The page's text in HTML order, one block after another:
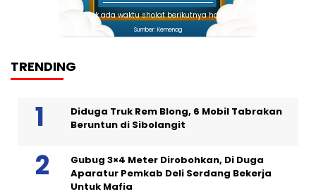
Tidak ada waktu sholat berikutnya hari ini.
Sumber: Kemenag
TRENDING
Diduga Truk Rem Blong, 6 Mobil Tabrakan
Beruntun di Sibolangit
Gubug 3×4 Meter Dirobohkan, Di Duga
Aparatur Pemkab Deli Serdang Bekerja
Untuk Mafia